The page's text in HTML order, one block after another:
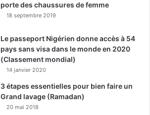
porte des chaussures de femme
18 septembre 2019
Le passeport Nigérien donne accès à 54
pays sans visa dans le monde en 2020
(Classement mondial)
14 janvier 2020
3 étapes essentielles pour bien faire un
Grand lavage (Ramadan)
20 mai 2018